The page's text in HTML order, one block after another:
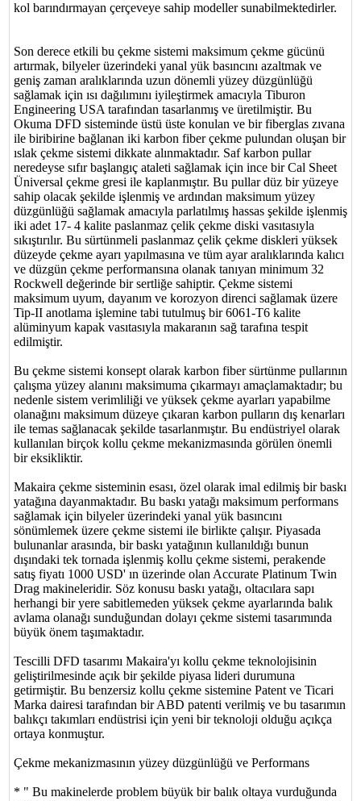
kol barındırmayan çerçeveye sahip modeller sunabilmektedirler.
Son derece etkili bu çekme sistemi maksimum çekme gücünü
artırmak, bilyeler üzerindeki yanal yük basıncını azaltmak ve
geniş zaman aralıklarında uzun dönemli yüzey düzgünlüğü
sağlamak için ısı dağılımını iyileştirmek amacıyla Tiburon
Engineering USA tarafından tasarlanmış ve üretilmiştir. Bu
Okuma DFD sisteminde üstü üste konulan ve bir fiberglas zıvana
ile biribirine bağlanan iki karbon fiber çekme pulundan oluşan bir
ıslak çekme sistemi dikkate alınmaktadır. Saf karbon pullar
neredeyse sıfır başlangıç ataleti sağlamak için ince bir Cal Sheet
Üniversal çekme gresi ile kaplanmıştır. Bu pullar düz bir yüzeye
sahip olacak şekilde işlenmiş ve ardından maksimum yüzey
düzgünlüğü sağlamak amacıyla parlatılmış hassas şekilde işlenmiş
iki adet 17- 4 kalite paslanmaz çelik çekme diski vasıtasıyla
sıkıştırılır. Bu sürtünmeli paslanmaz çelik çekme diskleri yüksek
düzeyde çekme ayarı yapılmasına ve tüm ayar aralıklarında kalıcı
ve düzgün çekme performansına olanak tanıyan minimum 32
Rockwell değerinde bir sertliğe sahiptir. Çekme sistemi
maksimum uyum, dayanım ve korozyon direnci sağlamak üzere
Tip-II anotlama işlemine tabi tutulmuş bir 6061-T6 kalite
alüminyum kapak vasıtasıyla makaranın sağ tarafına tespit
edilmiştir.
Bu çekme sistemi konsept olarak karbon fiber sürtünme pullarının
çalışma yüzey alanını maksimuma çıkarmayı amaçlamaktadır; bu
nedenle sistem verimliliği ve yüksek çekme ayarları yapabilme
olanağını maksimum düzeye çıkaran karbon pulların dış kenarları
ile temas sağlanacak şekilde tasarlanmıştır. Bu endüstriyel olarak
kullanılan birçok kollu çekme mekanizmasında görülen önemli
bir eksikliktir.
Makaira çekme sisteminin esası, özel olarak imal edilmiş bir baskı
yatağına dayanmaktadır. Bu baskı yatağı maksimum performans
sağlamak için bilyeler üzerindeki yanal yük basıncını
sönümlemek üzere çekme sistemi ile birlikte çalışır. Piyasada
bulunanlar arasında, bir baskı yatağının kullanıldığı bunun
dışındaki tek tornada işlenmiş kollu çekme sistemi, perakende
satış fiyatı 1000 USD' ın üzerinde olan Accurate Platinum Twin
Drag makineleridir. Söz konusu baskı yatağı, oltacılara sapı
herhangi bir yere sabitlemeden yüksek çekme ayarlarında balık
avlama olanağı sunduğundan dolayı çekme sistemi tasarımında
büyük önem taşımaktadır.
Tescilli DFD tasarımı Makaira'yı kollu çekme teknolojisinin
geliştirilmesinde açık bir şekilde piyasa lideri durumuna
getirmiştir. Bu benzersiz kollu çekme sistemine Patent ve Ticari
Marka dairesi tarafından bir ABD patenti verilmiş ve bu tasarımın
balıkçı takımları endüstrisi için yeni bir teknoloji olduğu açıkça
ortaya konmuştur.
Çekme mekanizmasının yüzey düzgünlüğü ve Performans
* " Bu makinelerde problem büyük bir balık oltaya vurduğunda